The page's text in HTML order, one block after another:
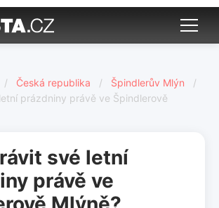
/ Česká republika / Špindlerův Mlýn
/
prázdniny právě ve Špindlerově
své letní
právě ve